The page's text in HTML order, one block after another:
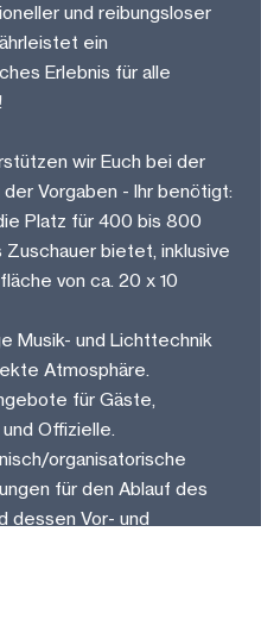
und reibungsloser
ein
Erlebnis für alle
wir Euch bei der
Vorgaben - Ihr benötigt:
Platz für 400 bis 800
Zuschauer bietet, inklusive
von ca. 20 x 10
Musik- und Lichttechnik
Atmosphäre.
für Gäste,
Offizielle.
organisatorische
für den Ablauf des
dessen Vor- und